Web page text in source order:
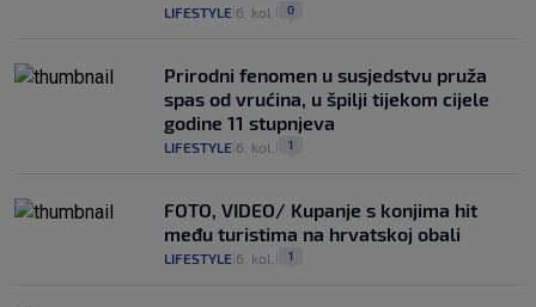
LIFESTYLE 6. kol. 0
Prirodni fenomen u susjedstvu pruža
spas od vrućina, u špilji tijekom cijele
godine 11 stupnjeva
LIFESTYLE 6. kol. 1
FOTO, VIDEO/ Kupanje s konjima hit
među turistima na hrvatskoj obali
LIFESTYLE 6. kol. 1